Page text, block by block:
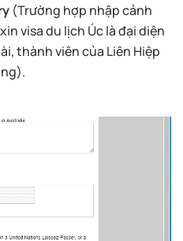
(Trường hợp nhập cảnh
visa du lịch Úc là đại diện
thành viên của Liên Hiệp